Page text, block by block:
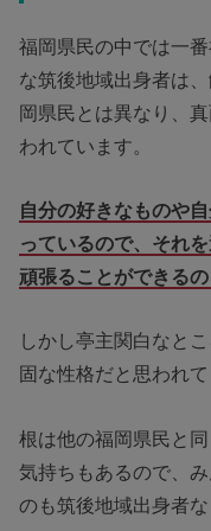
福岡県民の中では一
な筑後地域出身者は
岡県民とは異なり、
われています。
自分の好きなものや
っているので、それ
頑張ることができるの
しかし亭主関白なと
固な性格だと思われ
根は他の福岡県民と
気持ちもあるので、
のも筑後地域出身者な